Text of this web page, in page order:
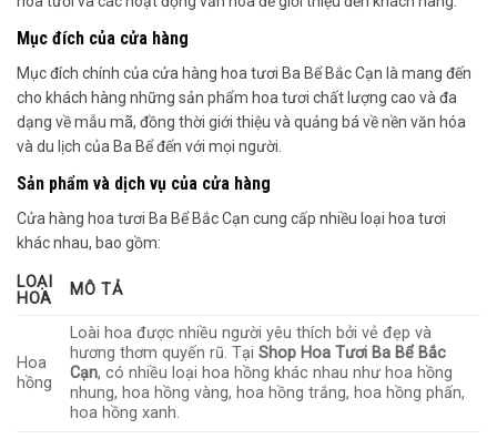
Mục đích của cửa hàng
Mục đích chính của cửa hàng hoa tươi Ba Bể Bắc Cạn là mang đến
cho khách hàng những sản phẩm hoa tươi chất lượng cao và đa
dạng về mẫu mã, đồng thời giới thiệu và quảng bá về nền văn hóa
và du lịch của Ba Bể đến với mọi người.
Sản phẩm và dịch vụ của cửa hàng
Cửa hàng hoa tươi Ba Bể Bắc Cạn cung cấp nhiều loại hoa tươi
khác nhau, bao gồm:
LOẠI
HOA
MÔ TẢ
Hoa
hồng
Loài hoa được nhiều người yêu thích bởi vẻ đẹp và
hương thơm quyến rũ. TạiShop Hoa Tươi Ba Bể Bắc
Cạn, có nhiều loại hoa hồng khác nhau như hoa hồng
nhung, hoa hồng vàng, hoa hồng trắng, hoa hồng phấn,
hoa hồng xanh.